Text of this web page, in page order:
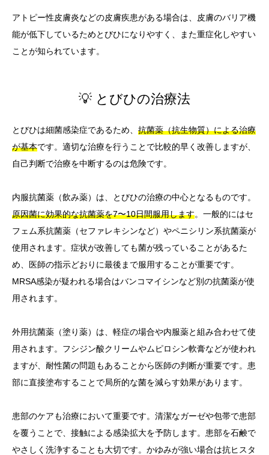
アトピー性皮膚炎などの皮膚疾患がある場合は、皮膚のバリア機
能が低下しているためとびひになりやすく、また重症化しやすい
ことが知られています。
💡 とびひの治療法
とびひは細菌感染症であるため、 抗菌薬（抗生物質）による治療
が基本です。適切な治療を行うことで比較的早く改善しますが、
自己判断で治療を中断するのは危険です。
内服抗菌薬（飲み薬）は、とびひの治療の中心となるものです。
原因菌に効果的な抗菌薬を7〜10日間服用します。一般的にはセ
フェム系抗菌薬（セファレキシンなど）やペニシリン系抗菌薬が
使用されます。症状が改善しても菌が残っていることがあるた
め、医師の指示どおりに最後まで服用することが重要です。
MRSA感染が疑われる場合はバンコマイシンなど別の抗菌薬が使
用されます。
外用抗菌薬（塗り薬）は、軽症の場合や内服薬と組み合わせて使
用されます。フシジン酸クリームやムピロシン軟膏などが使われ
ますが、耐性菌の問題もあることから医師の判断が重要です。患
部に直接塗布することで局所的な菌を減らす効果があります。
患部のケアも治療において重要です。清潔なガーゼや包帯で患部
を覆うことで、接触による感染拡大を予防します。患部を石鹸で
やさしく洗浄することも大切です。かゆみが強い場合は抗ヒスタ